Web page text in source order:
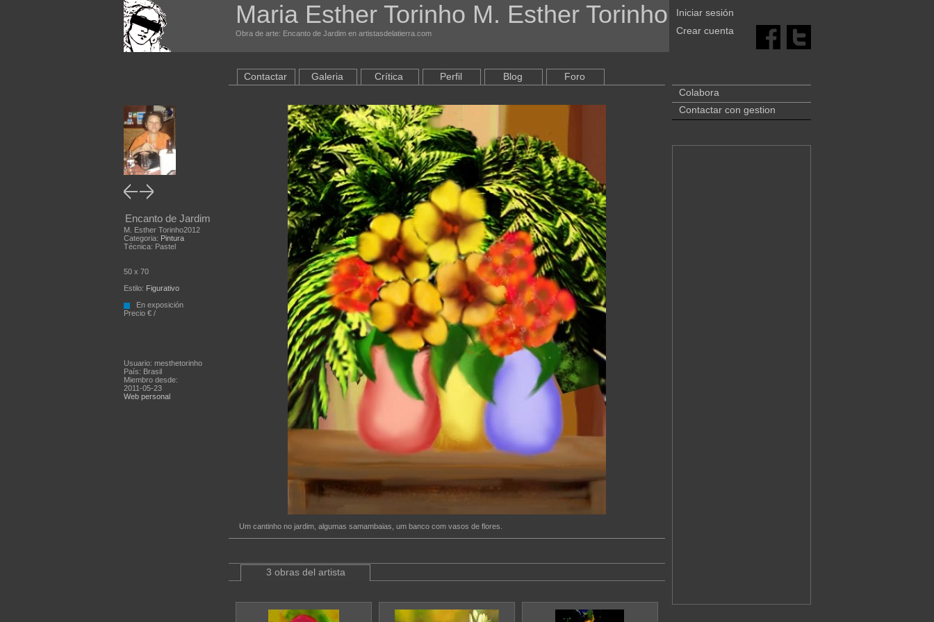
Maria Esther Torinho M. Esther Torinho
Obra de arte: Encanto de Jardim en artistasdelatierra.com
Iniciar sesión
Crear cuenta
Encanto de Jardim
M. Esther Torinho2012
Categoria: Pintura
Técnica: Pastel
50 x 70
Estilo: Figurativo
En exposición
Precio € /
Usuario: mesthetorinho
País: Brasil
Miembro desde:
2011-05-23
Web personal
Contactar Galeria Crítica Perfil Blog Foro
Um cantinho no jardim, algumas samambaias, um banco com vasos de flores.
3 obras del artista
Colabora
Contactar con gestion